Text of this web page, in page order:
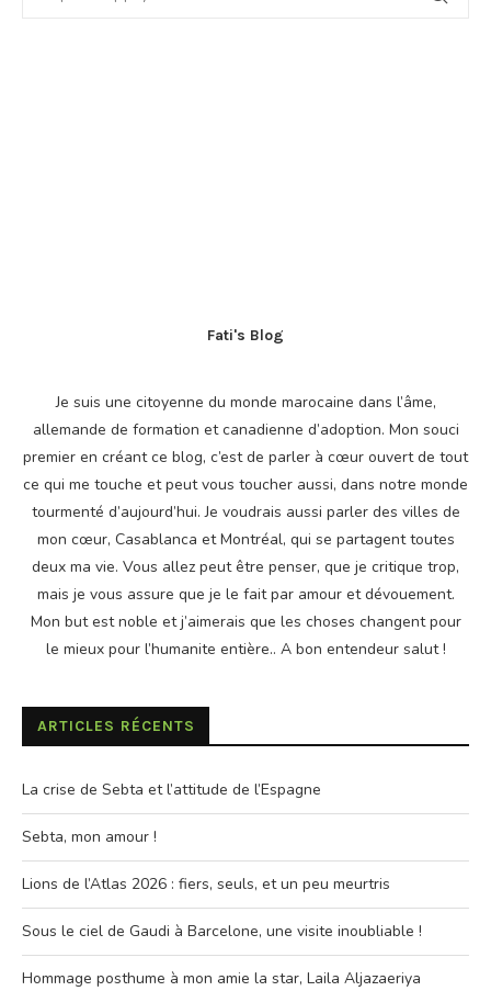
Fati's Blog
Je suis une citoyenne du monde marocaine dans l’âme,
allemande de formation et canadienne d’adoption. Mon souci
premier en créant ce blog, c’est de parler à cœur ouvert de tout
ce qui me touche et peut vous toucher aussi, dans notre monde
tourmenté d’aujourd’hui. Je voudrais aussi parler des villes de
mon cœur, Casablanca et Montréal, qui se partagent toutes
deux ma vie. Vous allez peut être penser, que je critique trop,
mais je vous assure que je le fait par amour et dévouement.
Mon but est noble et j’aimerais que les choses changent pour
le mieux pour l’humanite entière.. A bon entendeur salut !
ARTICLES RÉCENTS
La crise de Sebta et l’attitude de l’Espagne
Sebta, mon amour !
Lions de l’Atlas 2026 : fiers, seuls, et un peu meurtris
Sous le ciel de Gaudi à Barcelone, une visite inoubliable !
Hommage posthume à mon amie la star, Laila Aljazaeriya